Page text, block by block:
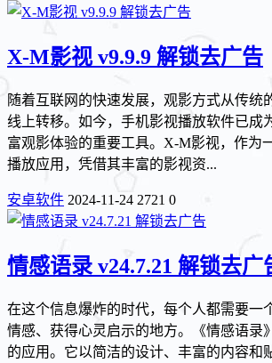
X-M影视 v9.9.9 解锁去广告
随着互联网的快速发展，观影方式从传统
线上转移。如今，手机影视播放软件已成
富观影体验的重要工具。X-M影视，作为
播放应用，凭借其丰富的影视资...
安卓软件 2024-11-24 2721 0
情感语录 v24.7.21 解锁去广
在这个信息爆炸的时代，每个人都需要一
情感、获得心灵启示的地方。《情感语录
的应用。它以简洁的设计、丰富的内容和